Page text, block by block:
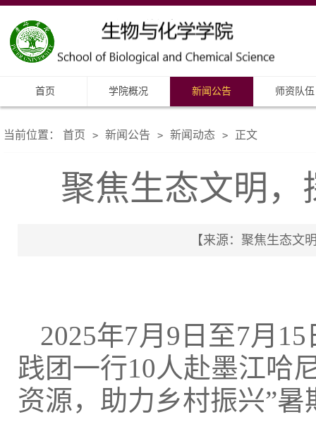
首页 学院概况 新闻公告 师资队伍
当前位置： 首页 > 新闻公告 > 新闻动态 > 正文
聚焦生态文明
【来源：聚焦生态文
2025年7月9日至7月
践团一行10人赴墨江哈
资源，助力乡村振兴”